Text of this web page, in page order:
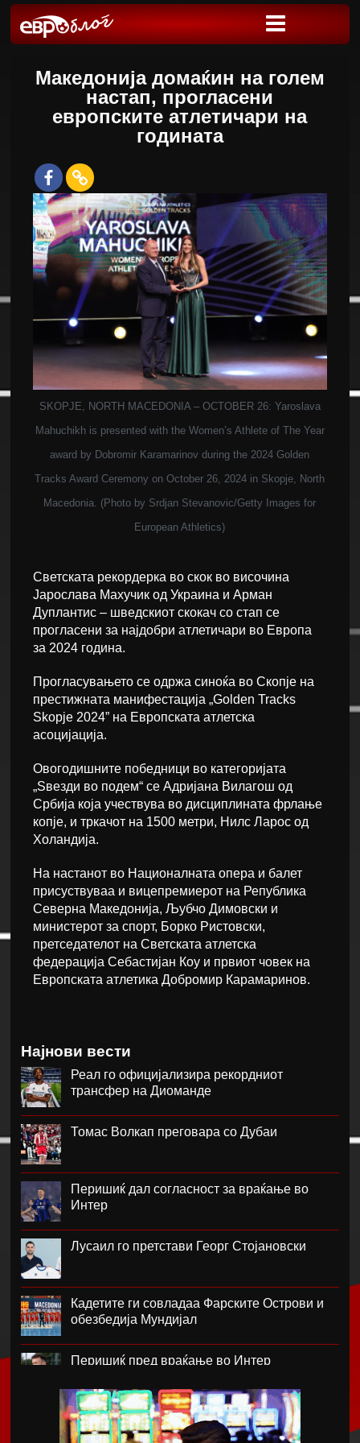
Македонија домаќин на голем
настап, прогласени
европските атлетичари на
годината
SKOPJE, NORTH MACEDONIA – OCTOBER 26: Yaroslava
Mahuchikh is presented with the Women’s Athlete of The Year
award by Dobromir Karamarinov during the 2024 Golden
Tracks Award Ceremony on October 26, 2024 in Skopje, North
Macedonia. (Photo by Srdjan Stevanovic/Getty Images for
European Athletics)
Светската рекордерка во скок во височина
Јарослава Махучик од Украина и Арман
Дуплантис – шведскиот скокач со стап се
прогласени за најдобри атлетичари во Европа
за 2024 година.
Прогласувањето се одржа синоќа во Скопје на
престижната манифестација „Golden Tracks
Skopje 2024” на Европската атлетска
асоцијација.
Овогодишните победници во категоријата
„Ѕвезди во подем“ се Адријана Вилагош од
Србија која учествува во дисциплината фрлање
копје, и тркачот на 1500 метри, Нилс Ларос од
Холандија.
На настанот во Националната опера и балет
присуствуваа и вицепремиерот на Република
Северна Македонија, Љубчо Димовски и
министерот за спорт, Борко Ристовски,
претседателот на Светската атлетска
федерација Себастијан Коу и првиот човек на
Европската атлетика Добромир Карамаринов.
Најнови вести
Реал го официјализира рекордниот
трансфер на Диоманде
Томас Волкап преговара со Дубаи
Перишиќ дал согласност за враќање во
Интер
Лусаил го претстави Георг Стојановски
Кадетите ги совладаа Фарските Острови и
обезбедија Мундијал
Перишиќ пред враќање во Интер
Лара Гут Бехрами означи крај на скијачката
кариера